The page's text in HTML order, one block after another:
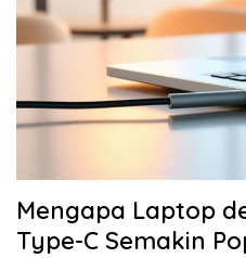
Mengapa Laptop
Type-C Semakin